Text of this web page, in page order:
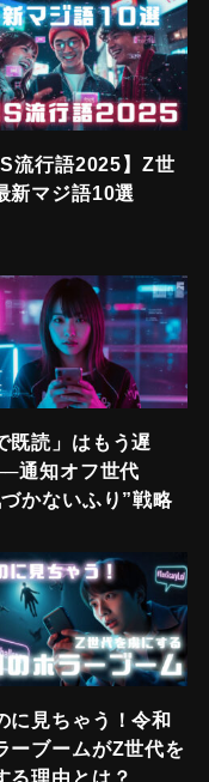
流行語2025】Z世
新マジ語10選
既読」はもう遅
通知オフ世代
かないふり”戦略
に見ちゃう！令和
ーブームがZ世代を
る理由とは？